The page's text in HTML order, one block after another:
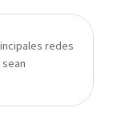
redes